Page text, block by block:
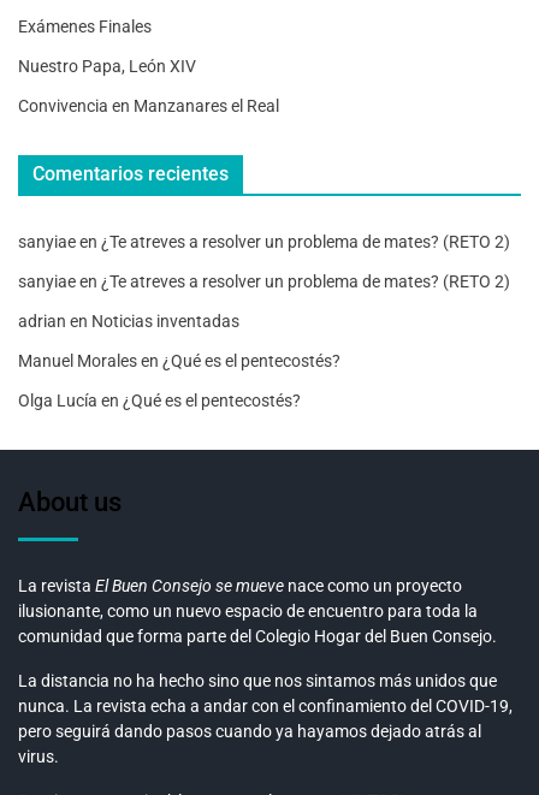
Exámenes Finales
Nuestro Papa, León XIV
Convivencia en Manzanares el Real
Comentarios recientes
sanyiaeen ¿Te atreves a resolver un problema de mates? (RETO 2)
sanyiaeen ¿Te atreves a resolver un problema de mates? (RETO 2)
adrian en Noticias inventadas
Manuel Moralesen ¿Qué es el pentecostés?
Olga Lucía en ¿Qué es el pentecostés?
About us
La revista El Buen Consejo se mueve nace como un proyecto
ilusionante, como un nuevo espacio de encuentro para toda la
comunidad que forma parte del Colegio Hogar del Buen Consejo.
La distancia no ha hecho sino que nos sintamos más unidos que
nunca. La revista echa a andar con el confinamiento del COVID-19,
pero seguirá dando pasos cuando ya hayamos dejado atrás al
virus.